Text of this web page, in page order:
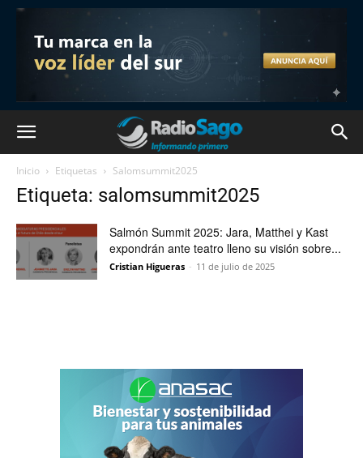
Inicio Etiquetas Salomsummit2025
Etiqueta: salomsummit2025
Salmón Summit 2025: Jara, Matthei y Kast
expondrán ante teatro lleno su visión sobre...
Cristian Higueras - 11 de julio de 2025